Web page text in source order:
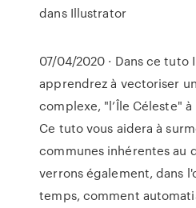
dans Illustrator
07/04/2020 · Dans ce tuto
apprendrez à vectoriser
complexe, "l’Île Céleste"
Ce tuto vous aidera à
communes inhérentes au
verrons également, dans
temps, comment